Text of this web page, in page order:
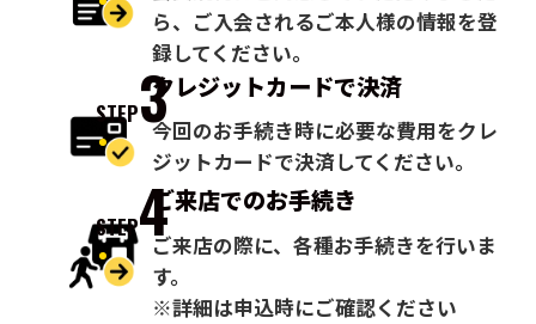
ら、ご入会されるご本人様の情報を登
録してください。
STEP3クレジットカードで決済
今回のお手続き時に必要な費用をクレ
ジットカードで決済してください。
STEP4ご来店でのお手続き
ご来店の際に、各種お手続きを行いま
す。
※詳細は申込時にご確認ください